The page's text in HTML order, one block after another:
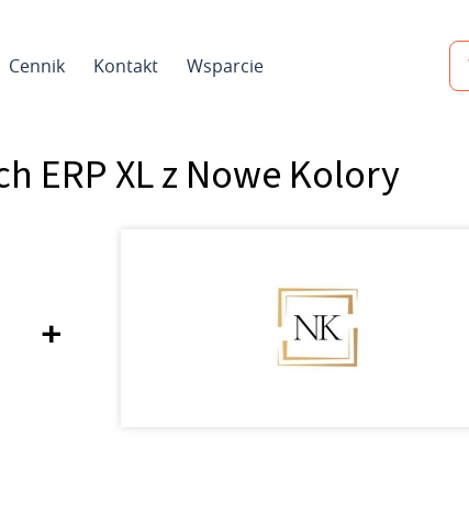
Cennik Kontakt Wsparcie
ERP XL z Nowe Kolory
+